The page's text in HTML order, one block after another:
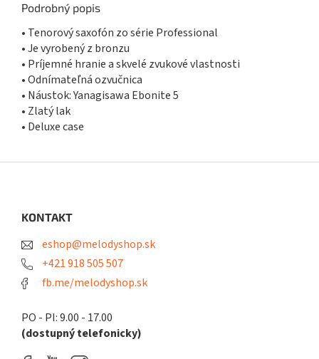
Podrobný popis
• Tenorový saxofón zo série Professional
• Je vyrobený z bronzu
• Príjemné hranie a skvelé zvukové vlastnosti
• Odnímateľná ozvučnica
• Náustok: Yanagisawa Ebonite 5
• Zlatý lak
• Deluxe case
KONTAKT
eshop@melodyshop.sk
+421 918 505 507
fb.me/melodyshop.sk
PO - PI: 9.00 - 17.00
(dostupný telefonicky)